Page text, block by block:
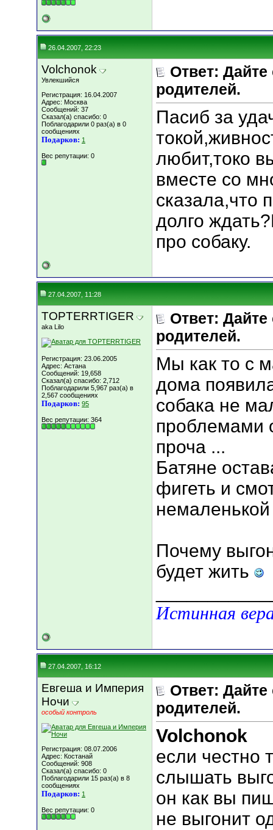
26.04.2007, 22:23
Volchonok
Увлекшийся
Регистрация: 16.04.2007
Адрес: Москва
Сообщений: 37
Сказал(а) спасибо: 0
Поблагодарили 0 раз(а) в 0
сообщениях
Подарков: 1
Вес репутации: 0
Ответ: Дайте
родителей.
Пасиб за
любит,токо
вместе со
сказала,что
долго
про собаку.
27.04.2007, 11:28
TOPTERRTIGER
aka Lilo
Регистрация: 23.06.2005
Адрес: Астана
Сообщений: 19,658
Сказал(а) спасибо: 2,712
Поблагодарили 5,967 раз(а) в
2,567 сообщениях
Подарков: 95
Вес репутации: 364
Ответ: Дайте
родителей.
Мы как то с
дома
собака не
проблемами
проча ...
Батяне
фигеть и
Почему
будет жить
Истинная
27.04.2007, 16:12
Евгеша и Империя
Ночи
особый контроль
Регистрация: 08.07.2006
Адрес: Костанай
Сообщений: 908
Сказал(а) спасибо: 0
Поблагодарили 15 раз(а) в 8
сообщениях
Подарков: 1
Вес репутации: 0
Ответ: Дайте
родителей.
Volchonok
если честно
слышать
он как вы
не выгонит